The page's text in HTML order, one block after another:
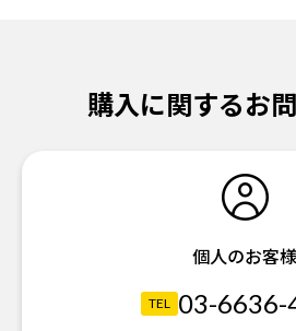
購入に関するお
個人のお客様
TEL 03-6636-